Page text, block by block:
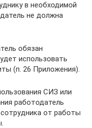
в необходимой
не должна
обязан
использовать
(п. 26 Приложения).
СИЗ или
работодатель
от работы